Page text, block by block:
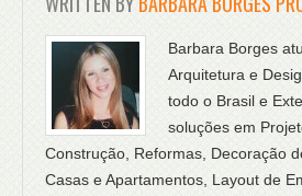
Barbara Borges
Arquitetura e
todo o Brasil e
soluções em
Construção, Reformas, Decoração
Casas e Apartamentos, Layout de